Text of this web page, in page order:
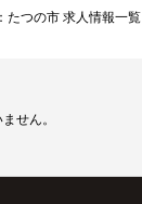
たつの市 求人情報一覧
せん。